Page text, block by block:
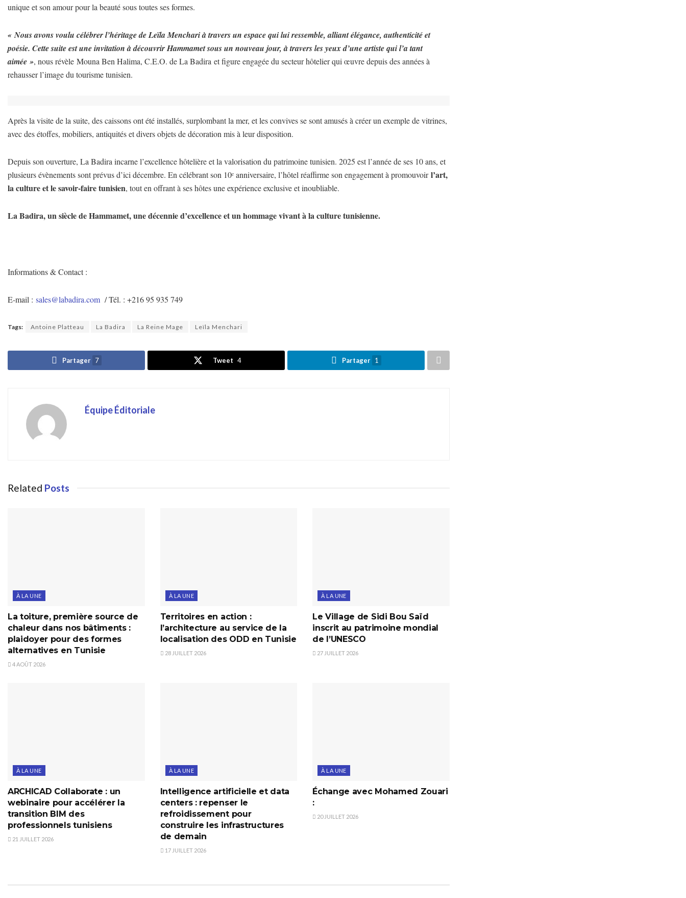
unique et son amour pour la beauté sous toutes ses formes.
« Nous avons voulu célébrer l’héritage de Leïla Menchari à travers un espace qui lui ressemble, alliant élégance, authenticité et
poésie. Cette suite est une invitation à découvrir Hammamet sous un nouveau jour, à travers les yeux d’une artiste qui l’a tant
aimée », nous révèle Mouna Ben Halima, C.E.O. de La Badira et figure engagée du secteur hôtelier qui œuvre depuis des années à
rehausser l’image du tourisme tunisien.
Après la visite de la suite, des caissons ont été installés, surplombant la mer, et les convives se sont amusés à créer un exemple de vitrines,
avec des étoffes, mobiliers, antiquités et divers objets de décoration mis à leur disposition.
Depuis son ouverture, La Badira incarne l’excellence hôtelière et la valorisation du patrimoine tunisien. 2025 est l’année de ses 10 ans, et
plusieurs évènements sont prévus d’ici décembre. En célébrant son 10ᵉ anniversaire, l’hôtel réaffirme son engagement à promouvoirl’art,
la culture et le savoir-faire tunisien, tout en offrant à ses hôtes une expérience exclusive et inoubliable.
La Badira, un siècle de Hammamet, une décennie d’excellence et un hommage vivant à la culture tunisienne.
Informations & Contact :
E-mail : sales@labadira.com / Tél. : +216 95 935 749
Tags: Antoine Platteau La Badira La Reine Mage Leïla Menchari
Partager 7 Tweet 4 Partager 1
Équipe Éditoriale
Related Posts
À LA UNE
La toiture, première source de
chaleur dans nos bâtiments :
plaidoyer pour des formes
alternatives en Tunisie
4 AOÛT 2026
À LA UNE
Territoires en action :
l’architecture au service de la
localisation des ODD en Tunisie
28 JUILLET 2026
À LA UNE
Le Village de Sidi Bou Saïd
inscrit au patrimoine mondial
de l’UNESCO
27 JUILLET 2026
À LA UNE
ARCHICAD Collaborate : un
webinaire pour accélérer la
transition BIM des
professionnels tunisiens
21 JUILLET 2026
À LA UNE
Intelligence artificielle et data
centers : repenser le
refroidissement pour
construire les infrastructures
de demain
17 JUILLET 2026
À LA UNE
Échange avec Mohamed Zouari
:
20 JUILLET 2026